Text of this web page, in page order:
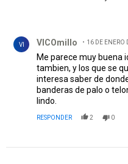
VI VICOmillo 16 DE ENERO
Me parece muy buena
tambien, y los que se
interesa saber de
banderas de palo o
lindo.
RESPONDER 2 0